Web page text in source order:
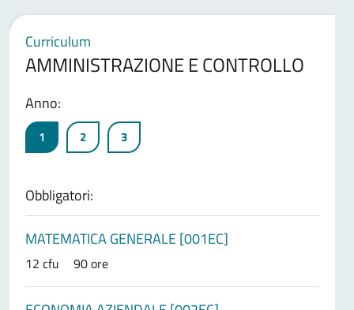
Curriculum
AMMINISTRAZIONE E CONTROLLO
Anno:
1 2 3
Obbligatori:
MATEMATICA GENERALE [001EC]
12 cfu 90 ore